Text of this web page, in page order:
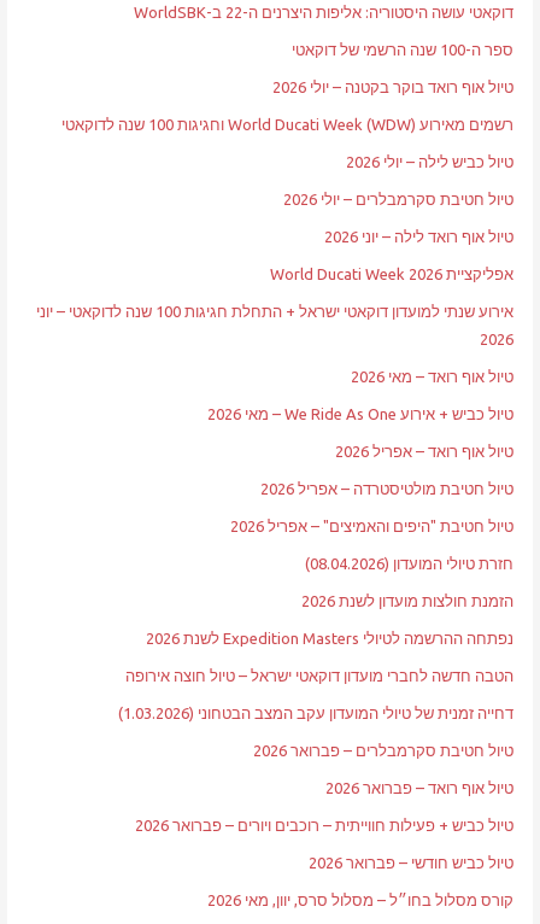
דוקאטי עושה היסטוריה: אליפות היצרנים ה-22 ב-WorldSBK
ספר ה-100 שנה הרשמי של דוקאטי
טיול אוף רואד בוקר בקטנה – יולי 2026
רשמים מאירוע World Ducati Week (WDW) וחגיגות 100 שנה לדוקאטי
טיול כביש לילה – יולי 2026
טיול חטיבת סקרמבלרים – יולי 2026
טיול אוף רואד לילה – יוני 2026
אפליקציית World Ducati Week 2026
אירוע שנתי למועדון דוקאטי ישראל + התחלת חגיגות 100 שנה לדוקאטי – יוני
2026
טיול אוף רואד – מאי 2026
טיול כביש + אירוע We Ride As One – מאי 2026
טיול אוף רואד – אפריל 2026
טיול חטיבת מולטיסטרדה – אפריל 2026
טיול חטיבת "היפים והאמיצים" – אפריל 2026
חזרת טיולי המועדון (08.04.2026)
הזמנת חולצות מועדון לשנת 2026
נפתחה ההרשמה לטיולי Expedition Masters לשנת 2026
הטבה חדשה לחברי מועדון דוקאטי ישראל – טיול חוצה אירופה
דחייה זמנית של טיולי המועדון עקב המצב הבטחוני (1.03.2026)
טיול חטיבת סקרמבלרים – פברואר 2026
טיול אוף רואד – פברואר 2026
טיול כביש + פעילות חווייתית – רוכבים ויורים – פברואר 2026
טיול כביש חודשי – פברואר 2026
קורס מסלול בחו״ל – מסלול סרס, יוון, מאי 2026